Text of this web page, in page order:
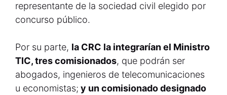
representante de la sociedad civil elegido por
concurso público.
Por su parte, la CRC la integrarían el Ministro
TIC, tres comisionados, que podrán ser
abogados, ingenieros de telecomunicaciones
u economistas; y un comisionado designado